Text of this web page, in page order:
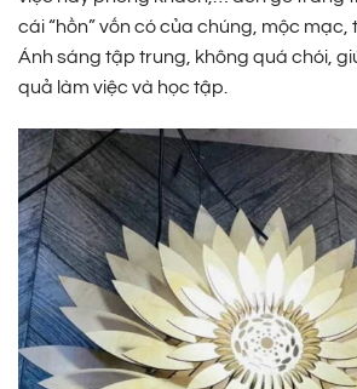
cái “hồn” vốn có của chúng, mộc
Ánh sáng tập trung, không quá chói,
quả làm việc và học tập.